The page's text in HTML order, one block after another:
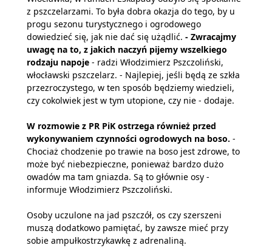
z pszczelarzami. To była dobra okazja do tego, by u
progu sezonu turystycznego i ogrodowego
dowiedzieć się, jak nie dać się użądlić. - Zwracajmy
uwagę na to, z jakich naczyń pijemy wszelkiego
rodzaju napoje - radzi Włodzimierz Pszczoliński,
włocławski pszczelarz. - Najlepiej, jeśli będą ze szkła
przezroczystego, w ten sposób będziemy wiedzieli,
czy cokolwiek jest w tym utopione, czy nie - dodaje.
W rozmowie z PR PiK ostrzega również przed
wykonywaniem czynności ogrodowych na boso. -
Chociaż chodzenie po trawie na boso jest zdrowe, to
może być niebezpieczne, ponieważ bardzo dużo
owadów ma tam gniazda. Są to głównie osy -
informuje Włodzimierz Pszczoliński.
Osoby uczulone na jad pszczół, os czy szerszeni
muszą dodatkowo pamiętać, by zawsze mieć przy
sobie ampułkostrzykawkę z adrenaliną.